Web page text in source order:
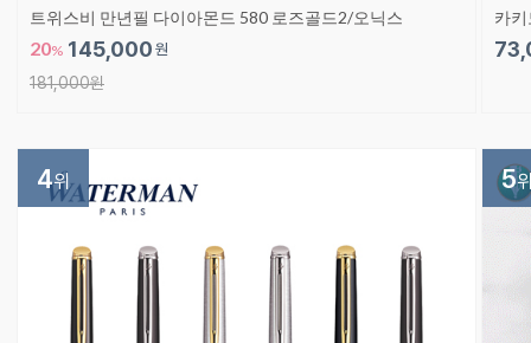
트위스비 만년필 다이아몬드 580 로즈골드2/오닉스
20% 145,000 원
181,000원
카
4위 5